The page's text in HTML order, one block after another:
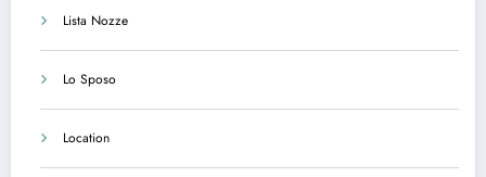
Lista Nozze
Lo Sposo
Location